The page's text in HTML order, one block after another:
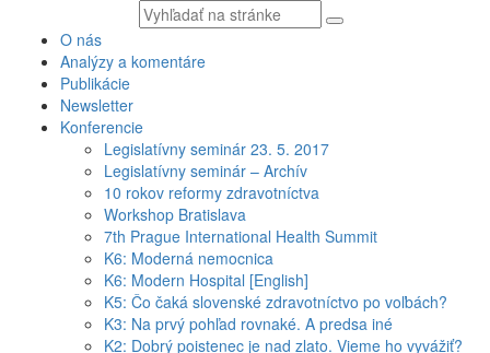
Vyhľadávaný
text
O nás
Analýzy a komentáre
Publikácie
Newsletter
Konferencie
Legislatívny seminár 23. 5. 2017
Legislatívny seminár – Archív
10 rokov reformy zdravotníctva
Workshop Bratislava
7th Prague International Health Summit
K6: Moderná nemocnica
K6: Modern Hospital [English]
K5: Čo čaká slovenské zdravotníctvo po voľbách?
K3: Na prvý pohľad rovnaké. A predsa iné
K2: Dobrý poistenec je nad zlato. Vieme ho vyvážiť?